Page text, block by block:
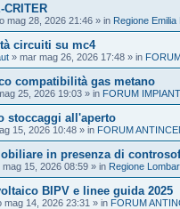
CRITER
mag 28, 2026 21:46 » in Regione Emilia
circuiti su mc4
» mar mag 26, 2026 17:48 » in
compatibilità gas metano
25, 2026 19:03 » in FORUM
stoccaggi all'aperto
15, 2026 10:48 » in FORUM
in presenza di
mag 15, 2026 08:59 » in Regione
BIPV e linee guida 2025
mag 14, 2026 23:31 » in FORUM